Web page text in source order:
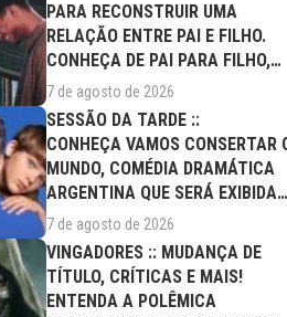
PARA RECONSTRUIR UMA
RELAÇÃO ENTRE PAI E FILHO.
CONHEÇA DE PAI PARA FILHO,
FILME DESTE...
7 de agosto de 2026
SESSÃO DA TARDE ::
CONHEÇA VAMOS CONSERTAR
MUNDO, COMÉDIA DRAMÁTICA
ARGENTINA QUE SERÁ EXIBIDA
NESTA SEXTA (07/08)
7 de agosto de 2026
VINGADORES :: MUDANÇA DE
TÍTULO, CRÍTICAS E MAIS!
ENTENDA A POLÊMICA